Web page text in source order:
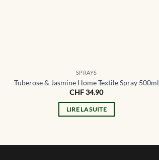
SPRAYS
Tuberose & Jasmine Home Textile Spray 500ml
CHF34.90
LIRE LA SUITE